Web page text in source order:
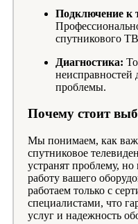
Подключение к
спутникового
Диагностика:
неисправностей
проблемы.
Почему стоит
Мы понимаем, как
спутниковое
устранят проблему,
работу вашего
работаем только с
специалистами, что
услуг и надежность